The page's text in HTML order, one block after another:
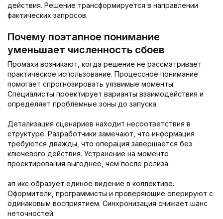
действия. Решение трансформируется в направлении
фактических запросов.
Почему поэтапное понимание
уменьшает численность сбоев
Промахи возникают, когда решение не рассматривает
практическое использование. Процессное понимание
помогает спрогнозировать уязвимые моменты.
Специалисты проектирует варианты взаимодействия и
определяет проблемные зоны до запуска.
Детализация сценариев находит несоответствия в
структуре. Разработчики замечают, что информация
требуются дважды, что операция завершается без
ключевого действия. Устранение на моменте
проектирования выгоднее, чем после релиза.
ап икс образует единое видение в коллективе.
Оформители, программисты и проверяющие оперируют с
одинаковым восприятием. Синхронизация снижает шанс
неточностей.